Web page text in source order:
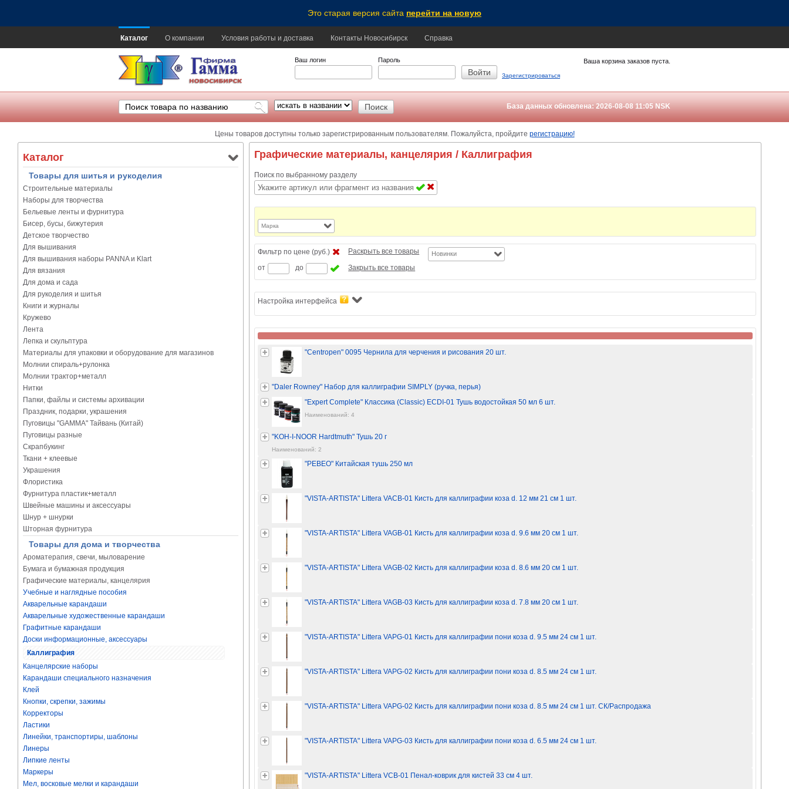
Это старая версия сайта перейти на новую
Каталог О компании Условия работы и доставка Контакты Новосибирск Справка
Ваш логин Пароль
Зарегистрироваться
Ваша корзина заказов пуста.
База данных обновлена: 2026-08-08 11:05 NSK
Цены товаров доступны только зарегистрированным пользователям. Пожалуйста, пройдите регистрацию!
Каталог
Товары для шитья и рукоделия
Строительные материалы
Наборы для творчества
Бельевые ленты и фурнитура
Бисер, бусы, бижутерия
Детское творчество
Для вышивания
Для вышивания наборы PANNA и Klart
Для вязания
Для дома и сада
Для рукоделия и шитья
Книги и журналы
Кружево
Лента
Лепка и скульптура
Материалы для упаковки и оборудование для магазинов
Молнии спираль+рулонка
Молнии трактор+металл
Нитки
Папки, файлы и системы архивации
Праздник, подарки, украшения
Пуговицы "GAMMA" Тайвань (Китай)
Пуговицы разные
Скрапбукинг
Ткани + клеевые
Украшения
Флористика
Фурнитура пластик+металл
Швейные машины и аксессуары
Шнур + шнурки
Шторная фурнитура
Товары для дома и творчества
Ароматерапия, свечи, мыловарение
Бумага и бумажная продукция
Графические материалы, канцелярия
Учебные и наглядные пособия
Акварельные карандаши
Акварельные художественные карандаши
Графитные карандаши
Доски информационные, аксессуары
Каллиграфия
Канцелярские наборы
Карандаши специального назначения
Клей
Кнопки, скрепки, зажимы
Корректоры
Ластики
Линейки, транспортиры, шаблоны
Линеры
Липкие ленты
Маркеры
Мел, восковые мелки и карандаши
Графические материалы, канцелярия / Каллиграфия
Поиск по выбранному разделу
Марка
Фильтр по цене (руб.)
от
до
Раскрыть все товары
Закрыть все товары
Новинки
Настройка интерфейса
"Centropen" 0095 Чернила для черчения и рисования 20 шт.
"Daler Rowney" Набор для каллиграфии SIMPLY (ручка, перья)
"Expert Complete" Классика (Classic) ECDI-01 Тушь водостойкая 50 мл 6 шт.
Наименований: 4
"KOH-I-NOOR Hardtmuth" Тушь 20 г
Наименований: 2
"PEBEO" Китайская тушь 250 мл
"VISTA-ARTISTA" Littera VACB-01 Кисть для каллиграфии коза d. 12 мм 21 см 1 шт.
"VISTA-ARTISTA" Littera VAGB-01 Кисть для каллиграфии коза d. 9.6 мм 20 см 1 шт.
"VISTA-ARTISTA" Littera VAGB-02 Кисть для каллиграфии коза d. 8.6 мм 20 см 1 шт.
"VISTA-ARTISTA" Littera VAGB-03 Кисть для каллиграфии коза d. 7.8 мм 20 см 1 шт.
"VISTA-ARTISTA" Littera VAPG-01 Кисть для каллиграфии пони коза d. 9.5 мм 24 см 1 шт.
"VISTA-ARTISTA" Littera VAPG-02 Кисть для каллиграфии пони коза d. 8.5 мм 24 см 1 шт.
"VISTA-ARTISTA" Littera VAPG-02 Кисть для каллиграфии пони коза d. 8.5 мм 24 см 1 шт. СК/Распродажа
"VISTA-ARTISTA" Littera VAPG-03 Кисть для каллиграфии пони коза d. 6.5 мм 24 см 1 шт.
"VISTA-ARTISTA" Littera VCB-01 Пенал-коврик для кистей 33 см 4 шт.